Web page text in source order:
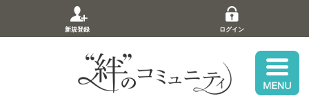
新規登録 ログイン